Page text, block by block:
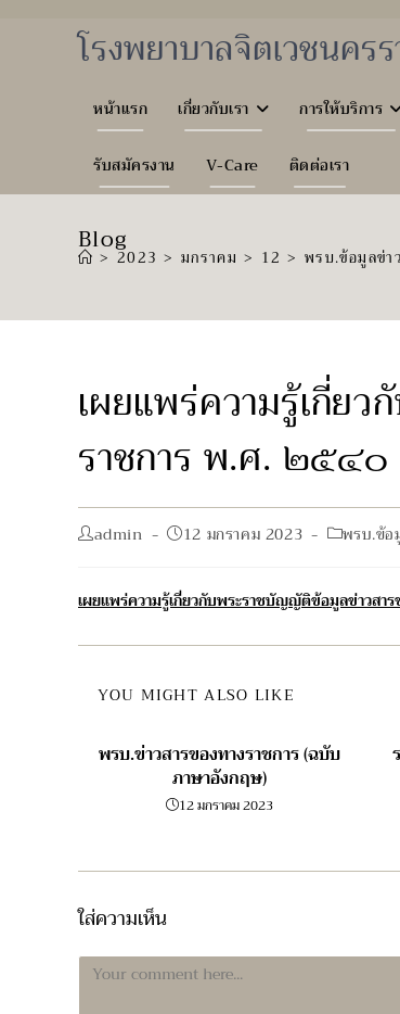
โรงพยาบาลจิตเวชนค
หน้าแรก เกี่ยวกับเรา การให้บริการ
รับสมัครงาน V-Care ติดต่อเรา
Blog
> 2023 > มกราคม > 12 > พรบ.ข้อมูลข่า
เผยแพร่ความรู้เกี่ย
ราชการ พ.ศ. ๒๕๔๐
Postadmin Post12 มกราคม 2023 Postพรบ.ข้อ
เผยแพร่ความรู้เกี่ยวกับพระราชบัญญัติข้อมูลข่าวสา
YOU MIGHT ALSO LIKE
พรบ.ข่าวสารของทางราชการ (ฉบับ
ภาษาอังกฤษ)
12 มกราคม 2023
ใส่ความเห็น
Comment